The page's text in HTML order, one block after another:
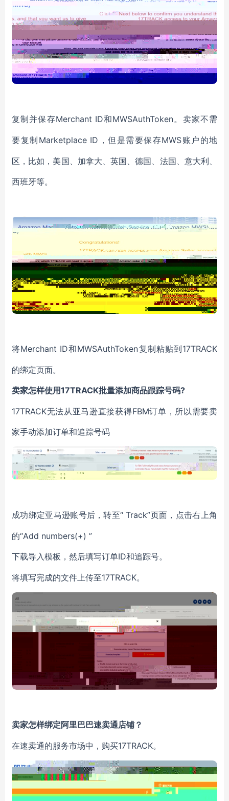
复制并保存Merchant ID和MWSAuthToken。 卖家不需
要复制 Marketplace ID，但是需要保存MWS账户的地
区，比如，美国、加拿大、英国、德国、法国、意大利、
西班牙等。
将Merchant ID和MWSAuthToken复制粘贴到 17TRACK
的绑定页面。
卖家怎样使用17TRACK批量添加商品跟踪号码?
17TRACK无法从亚马逊直接获得FBM订单，所以需要卖
家手动添加订单和追踪号码
成功绑定亚马逊账号后，转至“ Track”页面，点击右上角
的“Add numbers(+) ”
下载导入模板，然后填写订单ID和追踪号。
将填写完成的文件上传至17TRACK。
卖家怎样绑定阿里巴巴速卖通店铺？
在速卖通的服务市场中，购买17TRACK。